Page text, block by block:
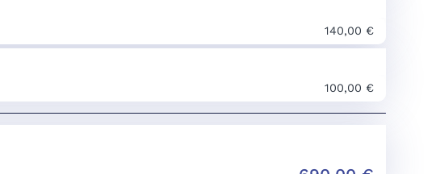
140,00 €
100,00 €